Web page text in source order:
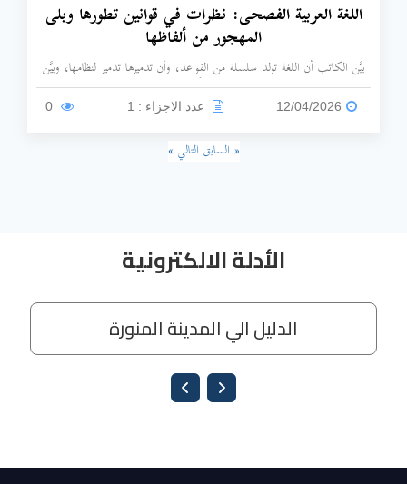
اللغة العربية الفصحى: نظرات في قوانين تطورها وبلى
المهجور من ألفاظها
بيَّن الكاتب أن اللغة تولد سلسلة من القواعد، وأن تدميرها تدمير لنظامها، وبيَّن
الكاتب ماهية التطوير الذي يضمن مستقبلًا مشرفًا للغة العربية، مع بيان خصائص
العربية وفضلها.
12/04/2026 عدد الاجزاء : 1
« السابق التالي »